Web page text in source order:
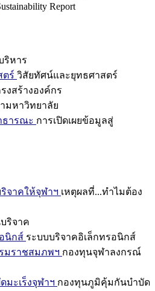
Report
ริหาร
ตร์ วิสัยทัศน์และยุทธศาสตร์
งสร้างองค์กร
มหาวิทยาลัย
ธารณะ การเปิดเผยข้อมูลสู่
จาคให้จุฬาฯ เหตุผลที่...ทำไมต้อง
ริจาค
นิกส์ ระบบบริจาคอิเล็กทรอนิกส์
มราชสมภพฯ กองทุนจุฬาลงกรณ์
ะเร็งจุฬาฯ กองทุนภูมิคุ้มกันบำบัด